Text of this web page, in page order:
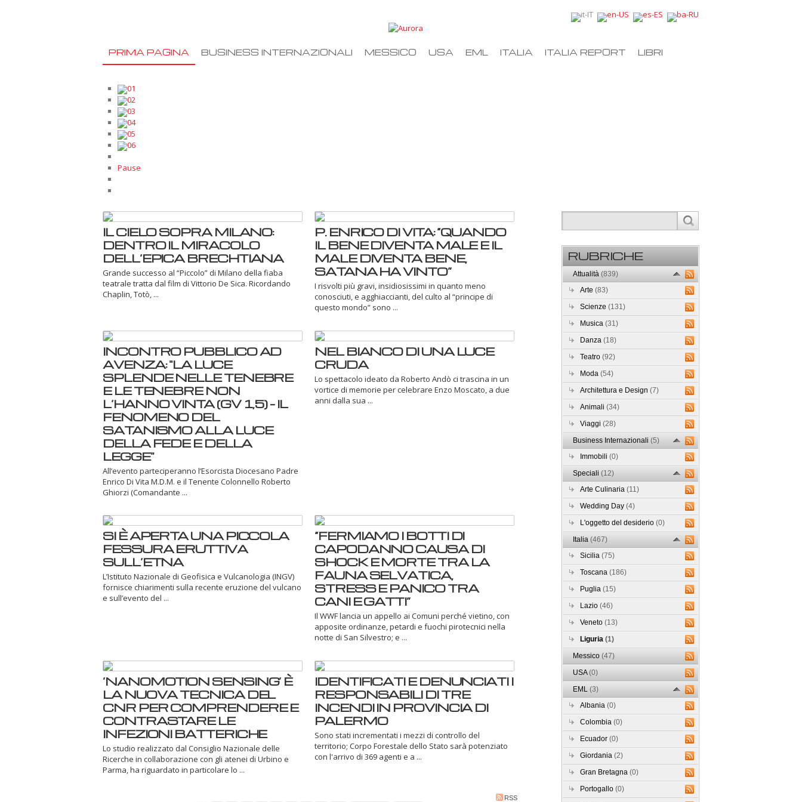
PRIMA PAGINA BUSINESS INTERNAZIONALI MESSICO USA EML ITALIA ITALIA REPORT LIBRI
01
02
03
04
05
06
Pause
IL CIELO SOPRA MILANO:
DENTRO IL MIRACOLO
DELL’EPICA BRECHTIANA
Grande successo al “Piccolo” di Milano della fiaba
teatrale tratta dal film di Vittorio De Sica. Ricordando
Chaplin, Totò, ...
P. ENRICO DI VITA: “QUANDO
IL BENE DIVENTA MALE E IL
MALE DIVENTA BENE,
SATANA HA VINTO”
I risvolti più gravi, insidiosissimi in quanto meno
conosciuti, e agghiaccianti, del culto al “principe di
questo mondo” sono ...
INCONTRO PUBBLICO AD
AVENZA: "LA LUCE
SPLENDE NELLE TENEBRE
E LE TENEBRE NON
L’HANNO VINTA (GV 1,5) - IL
FENOMENO DEL
SATANISMO ALLA LUCE
DELLA FEDE E DELLA
LEGGE"
All’evento parteciperanno l’Esorcista Diocesano Padre
Enrico Di Vita M.D.M. e il Tenente Colonnello Roberto
Ghiorzi (Comandante ...
NEL BIANCO DI UNA LUCE
CRUDA
Lo spettacolo ideato da Roberto Andò ci trascina in un
vortice di memorie per celebrare Enzo Moscato, a due
anni dalla sua ...
SI È APERTA UNA PICCOLA
FESSURA ERUTTIVA
SULL’ETNA
L’Istituto Nazionale di Geofisica e Vulcanologia (INGV)
fornisce chiarimenti sulla recente eruzione del vulcano
e sull’evento del ...
“FERMIAMO I BOTTI DI
CAPODANNO CAUSA DI
SHOCK E MORTE TRA LA
FAUNA SELVATICA,
STRESS E PANICO TRA
CANI E GATTI”
Il WWF lancia un appello ai Comuni perché vietino, con
apposite ordinanze, petardi e fuochi pirotecnici nella
notte di San Silvestro; e ...
‘NANOMOTION SENSING’ È
LA NUOVA TECNICA DEL
CNR PER COMPRENDERE E
CONTRASTARE LE
INFEZIONI BATTERICHE
Lo studio realizzato dal Consiglio Nazionale delle
Ricerche in collaborazione con gli atenei di Urbino e
Parma, ha riguardato in particolare lo ...
IDENTIFICATI E DENUNCIATI I
RESPONSABILI DI TRE
INCENDI IN PROVINCIA DI
PALERMO
Sono stati incrementati i mezzi di controllo del
territorio; Corpo Forestale dello Stato sarà potenziato
con l'arrivo di 369 agenti e a ...
RSS
RUBRICHE
Attualità(839)
Arte(83)
Scienze(131)
Musica(31)
Danza(18)
Teatro(92)
Moda(54)
Architettura e Design(7)
Animali(34)
Viaggi(28)
Business Internazionali(5)
Immobili(0)
Speciali(12)
Arte Culinaria(11)
Wedding Day(4)
L'oggetto del desiderio(0)
Italia(467)
Sicilia(75)
Toscana(186)
Puglia(15)
Lazio(46)
Veneto(13)
Liguria(1)
Messico(47)
USA(0)
EML(3)
Albania(0)
Colombia(0)
Ecuador(0)
Giordania(2)
Gran Bretagna(0)
Portogallo(0)